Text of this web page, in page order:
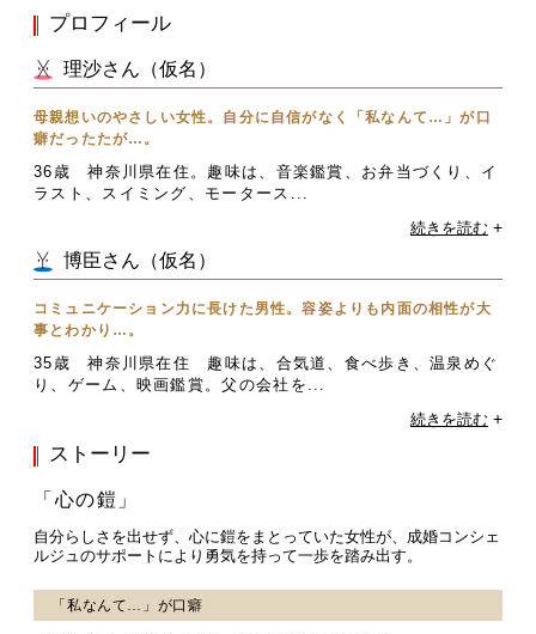
プロフィール
理沙さん（仮名）
母親想いのやさしい女性。自分に自信がなく「私なんて…」が口
癖だったたが…。
36歳 神奈川県在住。趣味は、音楽鑑賞、お弁当づくり、イ
ラスト、スイミング、モータース...
続きを読む +
博臣さん（仮名）
コミュニケーション力に長けた男性。容姿よりも内面の相性が大
事とわかり…。
35歳 神奈川県在住 趣味は、合気道、食べ歩き、温泉めぐ
り、ゲーム、映画鑑賞。父の会社を...
続きを読む +
ストーリー
「心の鎧」
自分らしさを出せず、心に鎧をまとっていた女性が、成婚コンシェ
ルジュのサポートにより勇気を持って一歩を踏み出す。
「私なんて…」が口癖